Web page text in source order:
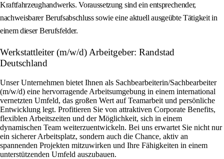
Kraftfahrzeughandwerks. Voraussetzung sind ein entsprechender,
nachweisbarer Berufsabschluss sowie eine aktuell ausgeübte Tätigkeit in
einem dieser Berufsfelder.
Werkstattleiter (m/w/d) Arbeitgeber: Randstad
Deutschland
Unser Unternehmen bietet Ihnen als Sachbearbeiterin/Sachbearbeiter
(m/w/d) eine hervorragende Arbeitsumgebung in einem international
vernetzten Umfeld, das großen Wert auf Teamarbeit und persönliche
Entwicklung legt. Profitieren Sie von attraktiven Corporate Benefits,
flexiblen Arbeitszeiten und der Möglichkeit, sich in einem
dynamischen Team weiterzuentwickeln. Bei uns erwartet Sie nicht nur
ein sicherer Arbeitsplatz, sondern auch die Chance, aktiv an
spannenden Projekten mitzuwirken und Ihre Fähigkeiten in einem
unterstützenden Umfeld auszubauen.